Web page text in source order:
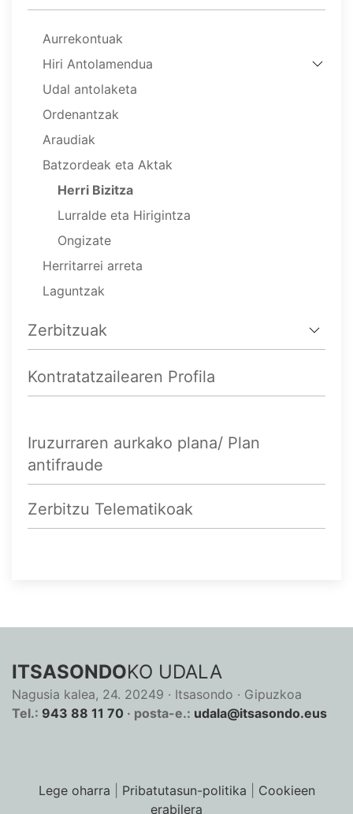
Aurrekontuak
Hiri Antolamendua
Udal antolaketa
Ordenantzak
Araudiak
Batzordeak eta Aktak
Herri Bizitza
Lurralde eta Hirigintza
Ongizate
Herritarrei arreta
Laguntzak
Zerbitzuak
Kontratatzailearen Profila
Iruzurraren aurkako plana/ Plan
antifraude
Zerbitzu Telematikoak
ITSASONDOKO UDALA
Nagusia kalea, 24. 20249 · Itsasondo · Gipuzkoa
Tel.: 943 88 11 70 · posta-e.: udala@itsasondo.eus
Lege oharra Pribatutasun-politika
Cookieen
erabilera